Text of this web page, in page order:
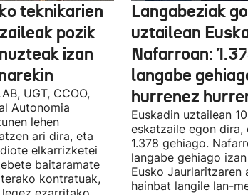
teknikarien
pozik
izan
UGT, CCOO,
Autonomia
lehen
ari dira, eta
elkarrizketei
baitaramate
kontratuak,
Langabeziak
uztailean
Nafarroan:
langabe
hurrenez
Euskadin uztailean
eskatzaile egon dira,
1.378 gehiago.
langabe gehiago
Eusko Jaurlaritzaren
hainbat langile lan-